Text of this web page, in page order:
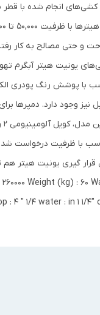
کشی‌های انجام شده با
و حتی مصالح به کار
با پوشش رنگ پودری
نیز وجود دارد.
با ظرفیت درخواست شده
گیری یونیت هیتر‌‌
Weight (kg) : 60
: 4 " 1/4 water : in 1 1/4"